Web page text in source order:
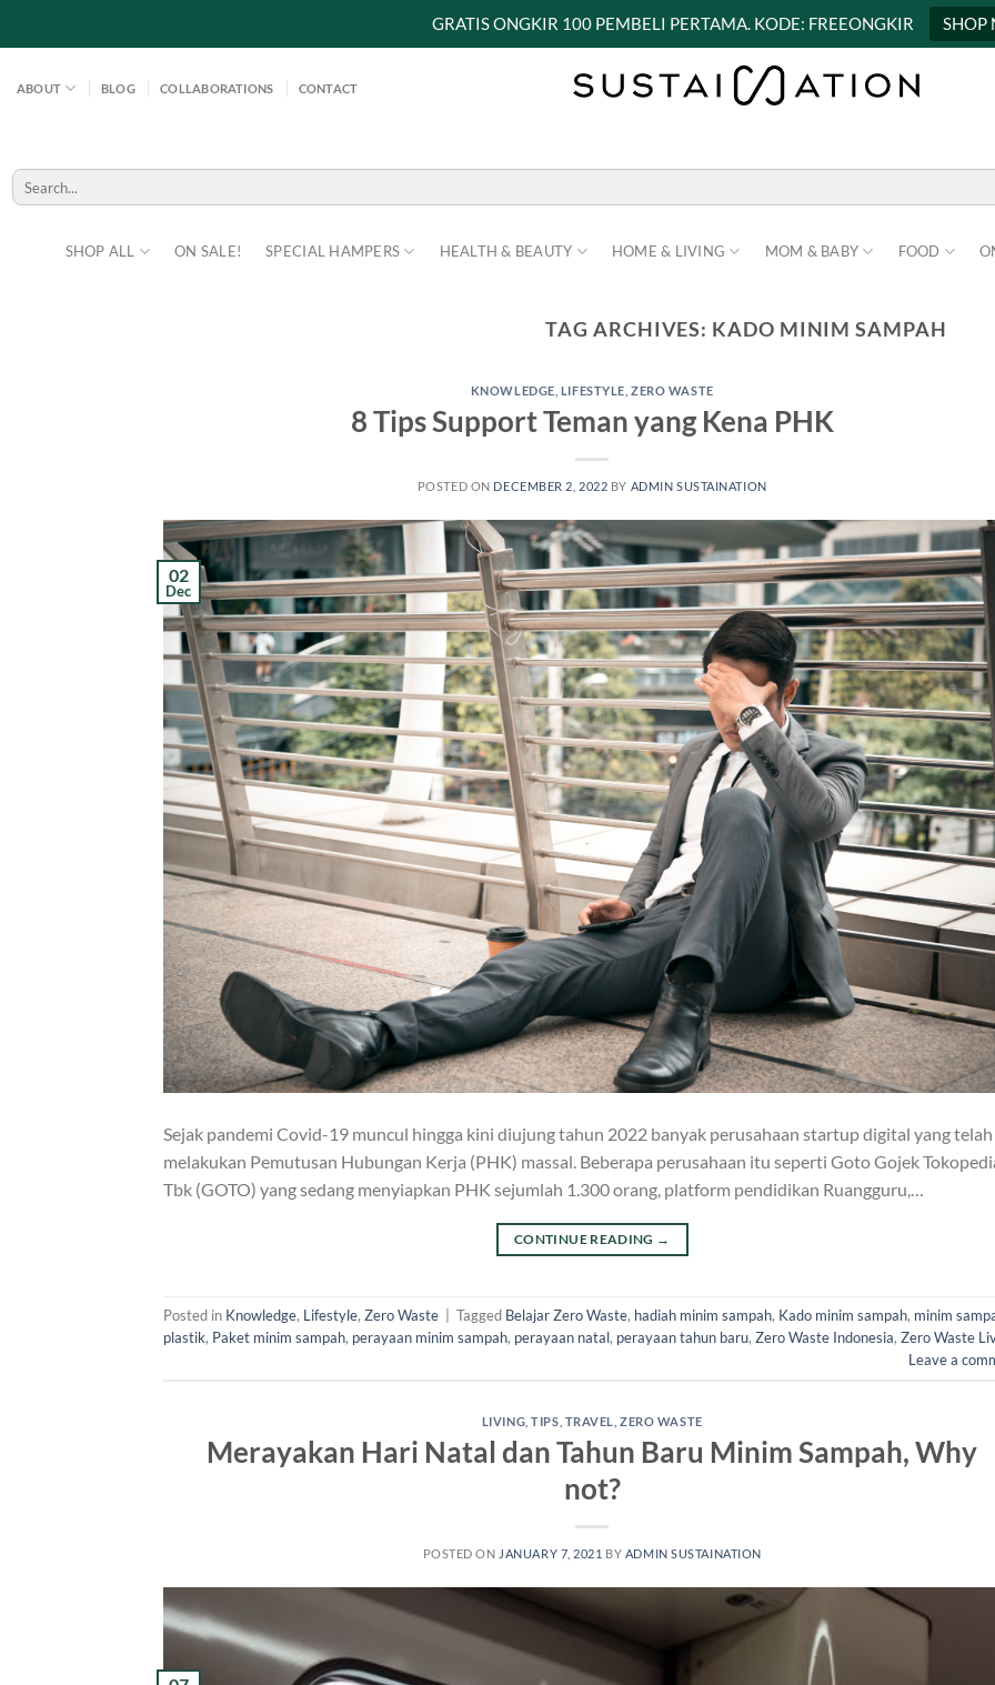
GRATIS ONGKIR 100 PEMBELI PERTAMA. KODE: FREEONGKIR SHOP
ABOUT BLOG COLLABORATIONS CONTACT
SHOP ALL ON SALE! SPECIAL HAMPERS HEALTH & BEAUTY HOME & LIVING MOM & BABY FOOD
Search
for:
TAG ARCHIVES: KADO MINIM SAMPAH
KNOWLEDGE LIFESTYLE ,ZERO WASTE
8 Tips Support Teman yang Kena PHK
POSTED ON DECEMBER 2, 2022 BY ADMIN SUSTAINATION
02
Dec
Sejak pandemi Covid-19 muncul hingga kini diujung tahun 2022 banyak perusahaan startup digital yang telah
melakukan Pemutusan Hubungan Kerja (PHK) massal. Beberapa perusahaan itu seperti Goto Gojek
Tbk (GOTO) yang sedang menyiapkan PHK sejumlah 1.300 orang, platform pendidikan Ruangguru,…
CONTINUE READING →
Posted in Knowledge, Lifestyle, Zero Waste Tagged Belajar Zero Waste, hadiah minim sampah, Kado minim sampah, minim
plastik, Paket minim sampah, perayaan minim sampah, perayaan natal, perayaan tahun baru, Zero Waste Indonesia, Zero Waste
Leave a
LIVING ,TIPS TRAVEL ,ZERO WASTE
Merayakan Hari Natal dan Tahun Baru Minim Sampah, Why
not?
POSTED ON JANUARY 7, 2021 BY ADMIN SUSTAINATION